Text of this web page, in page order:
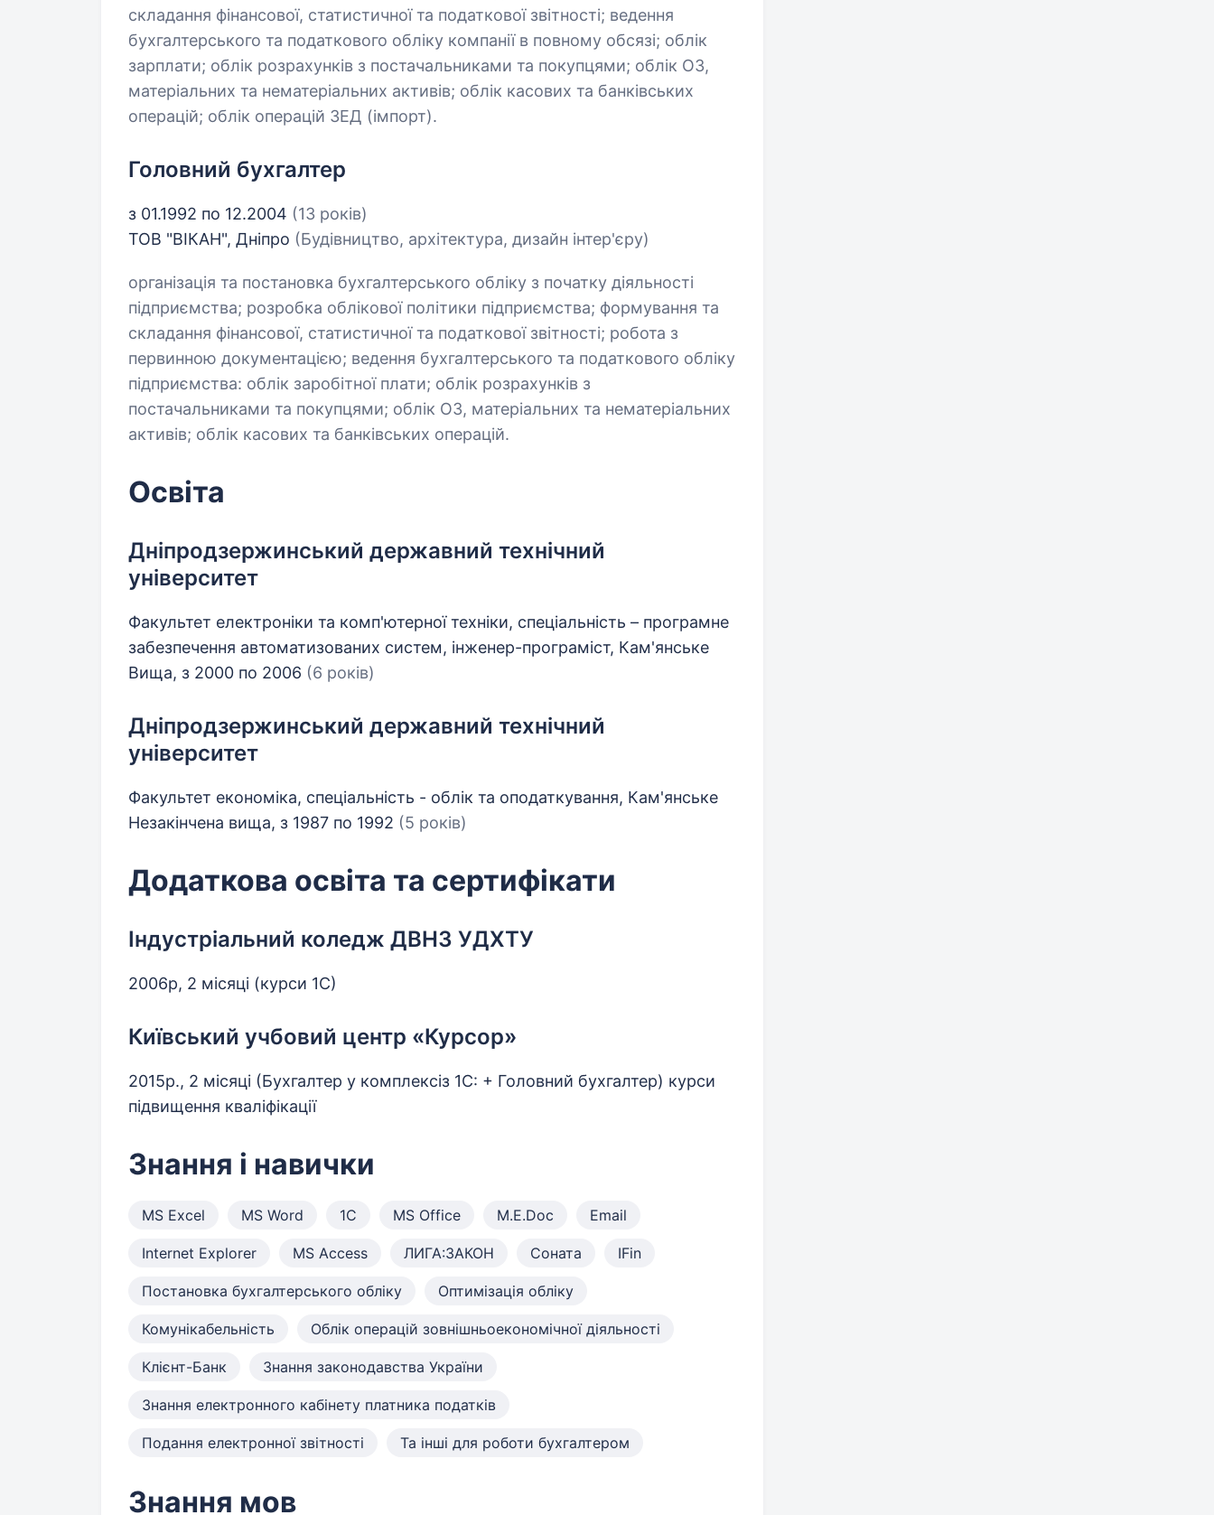
складання фінансової, статистичної та податкової звітності; ведення
бухгалтерського та податкового обліку компанії в повному обсязі; облік
зарплати; облік розрахунків з постачальниками та покупцями; облік ОЗ,
матеріальних та нематеріальних активів; облік касових та банківських
операцій; облік операцій ЗЕД (імпорт).
Головний бухгалтер
з 01.1992 по 12.2004 (13 років)
ТОВ "ВІКАН", Дніпро (Будівництво, архітектура, дизайн інтер'єру)
організація та постановка бухгалтерського обліку з початку діяльності
підприємства; розробка облікової політики підприємства; формування та
складання фінансової, статистичної та податкової звітності; робота з
первинною документацією; ведення бухгалтерського та податкового обліку
підприємства: облік заробітної плати; облік розрахунків з
постачальниками та покупцями; облік ОЗ, матеріальних та нематеріальних
активів; облік касових та банківських операцій.
Освіта
Дніпродзержинський державний технічний
університет
Факультет електроніки та комп'ютерної техніки, спеціальність – програмне
забезпечення автоматизованих систем, інженер-програміст, Кам'янське
Вища, з 2000 по 2006 (6 років)
Дніпродзержинський державний технічний
університет
Факультет економіка, спеціальність - облік та оподаткування, Кам'янське
Незакінчена вища, з 1987 по 1992 (5 років)
Додаткова освіта та сертифікати
Індустріальний коледж ДВНЗ УДХТУ
2006р, 2 місяці (курси 1С)
Київський учбовий центр «Курсор»
2015р., 2 місяці (Бухгалтер у комплексіз 1С: + Головний бухгалтер) курси
підвищення кваліфікації
Знання і навички
MS Excel MS Word 1С MS Office M.E.Doc Email
Internet Explorer MS Access ЛИГА:ЗАКОН Соната IFin
Постановка бухгалтерського обліку Оптимізація обліку
Комунікабельність Облік операцій зовнішньоекономічної діяльності
Клієнт-Банк Знання законодавства України
Знання електронного кабінету платника податків
Подання електронної звітності Та інші для роботи бухгалтером
Знання мов